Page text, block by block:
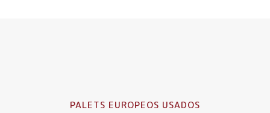
PALETS EUROPEOS USADOS